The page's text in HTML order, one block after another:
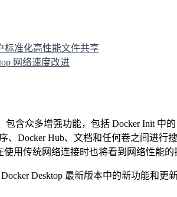
标准化高性能文件共享
网络速度改进
包含众多增强功能，包括 Docker Init
、Docker Hub、文档和任何卷之间进行
使用传统网络连接时也将看到网络性能的
Desktop 最新版本中的新功能和更新